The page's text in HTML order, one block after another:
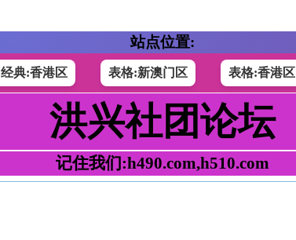
站点位置:
经典:香港区 表格:新澳门区 表格:香港区
洪兴社团论坛
记住我们:h490.com,h510.com